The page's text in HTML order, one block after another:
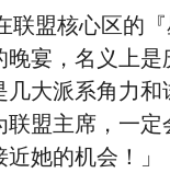
盟核心区的『
晚宴，名义上
几大派系角力和
联盟主席，一
她的机会！」